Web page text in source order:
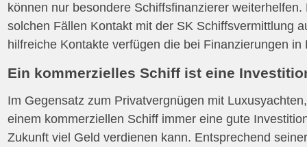
können nur besondere Schiffsfinanzierer
solchen Fällen Kontakt mit der SK Schiffsvermittlung
hilfreiche Kontakte verfügen die bei Finanzierungen in
Ein kommerzielles Schiff ist eine
Im Gegensatz zum Privatvergnügen mit
einem kommerziellen Schiff immer eine gute
Zukunft viel Geld verdienen kann. Entsprechend